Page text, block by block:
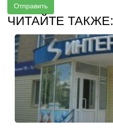
Отправить
ЧИТАЙТЕ ТАКЖЕ: